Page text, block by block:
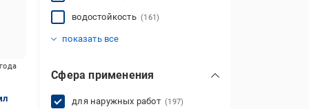
водостойкость(161)
показать все
Сфера применения
для наружных работ(197)